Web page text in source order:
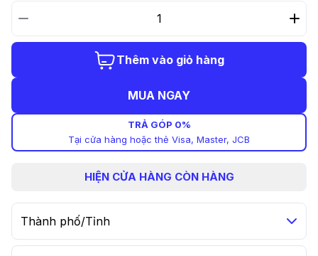
Thêm vào giỏ hàng
MUA NGAY
TRẢ GÓP 0%
Tại cửa hàng hoặc thẻ Visa, Master, JCB
HIỆN CỬA HÀNG CÒN HÀNG
Thành phố/Tỉnh